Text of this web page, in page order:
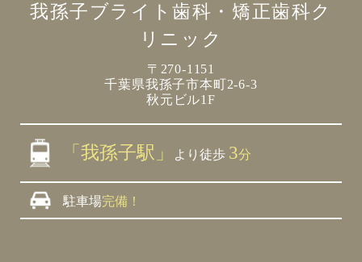
我孫子ブライト歯科・矯正歯科ク
リニック
〒270-1151
千葉県我孫子市本町2-6-3
秋元ビル1F
「我孫子駅」 より徒歩 3分
駐車場完備！